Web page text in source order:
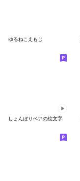
ゆるねこえもじ
しょんぼりベアの絵文字